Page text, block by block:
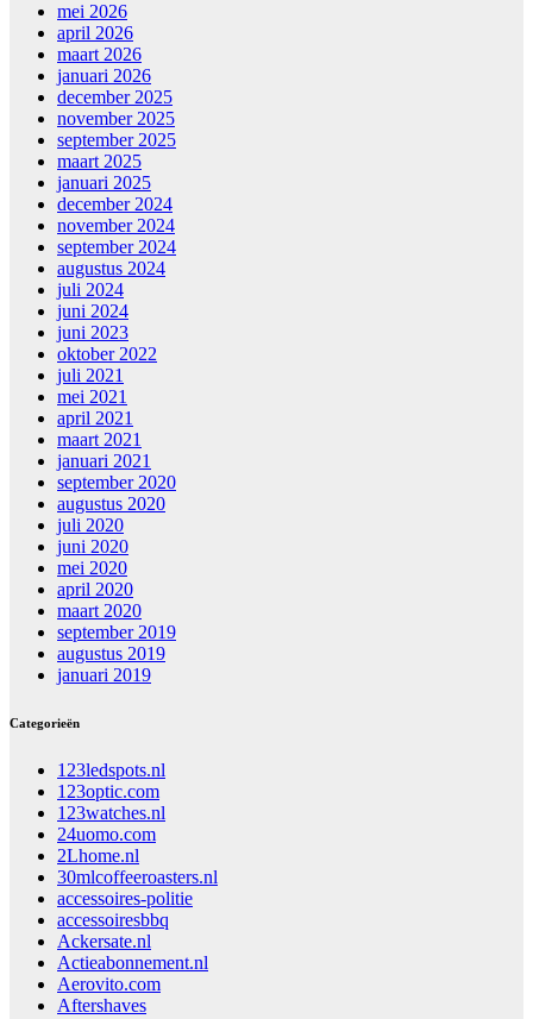
mei 2026
april 2026
maart 2026
januari 2026
december 2025
november 2025
september 2025
maart 2025
januari 2025
december 2024
november 2024
september 2024
augustus 2024
juli 2024
juni 2024
juni 2023
oktober 2022
juli 2021
mei 2021
april 2021
maart 2021
januari 2021
september 2020
augustus 2020
juli 2020
juni 2020
mei 2020
april 2020
maart 2020
september 2019
augustus 2019
januari 2019
Categorieën
123ledspots.nl
123optic.com
123watches.nl
24uomo.com
2Lhome.nl
30mlcoffeeroasters.nl
accessoires-politie
accessoiresbbq
Ackersate.nl
Actieabonnement.nl
Aerovito.com
Aftershaves